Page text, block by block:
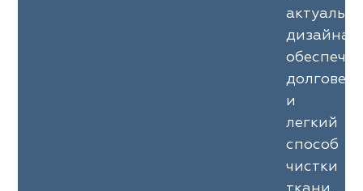
и
легкий
способ
чистки